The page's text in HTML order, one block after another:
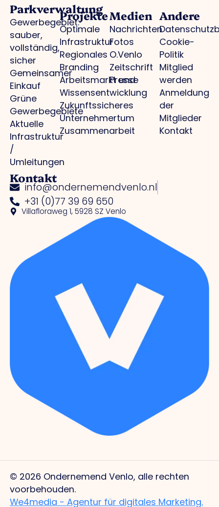
Parkverwaltung
Gewerbegebiet:
sauber,
vollständig,
sicher
Gemeinsamer
Einkauf
Grüne
Gewerbegebiete
Aktuelle
Infrastruktur
/
Umleitungen
Projekte
Optimale
Infrastruktur
Regionales
Branding
Arbeitsmarkt und
Wissensentwicklung
Zukunftssicheres
Unternehmertum
Zusammenarbeit
Medien
Nachrichten
Fotos
O.Venlo
Zeitschrift
Presse
Andere
Cookie-
Politik
Mitglied
werden
Anmeldung
der
Mitglieder
Kontakt
Kontakt
info@ondernemendvenlo.nl
+31 (0)77 39 69 650
Villafloraweg 1, 5928 SZ Venlo
© 2026 Ondernemend Venlo, alle rechten
voorbehouden.
We4media - Agentur für digitales Marketing.